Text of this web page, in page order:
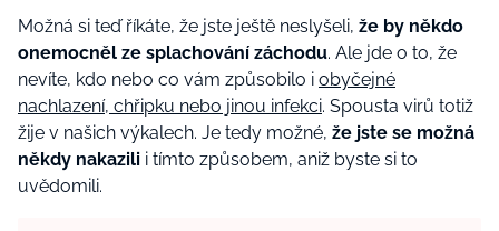
Možná si teď říkáte, že jste ještě neslyšeli, že by někdo
onemocněl ze splachování záchodu. Ale jde o to, že
nevíte, kdo nebo co vám způsobilo i obyčejné
nachlazení, chřipku nebo jinou infekci. Spousta virů totiž
žije v našich výkalech. Je tedy možné, že jste se možná
někdy nakazili i tímto způsobem, aniž byste si to
uvědomili.